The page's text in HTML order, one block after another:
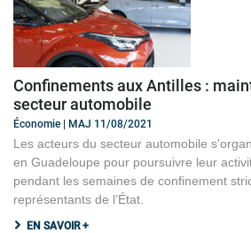
Confinements aux Antilles :
secteur automobile
Économie | MAJ 11/08/2021
Les acteurs du secteur automobile
en Guadeloupe pour poursuivre leur
pendant les semaines de confinement
représentants de l’État.
EN SAVOIR +